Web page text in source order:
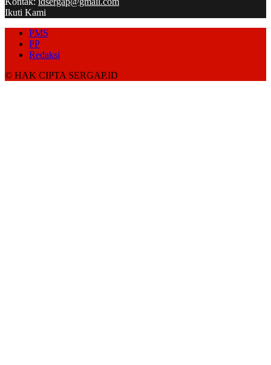
Ikuti Kami
PMS
PP
Redaksi
© HAK CIPTA SERGAP.ID